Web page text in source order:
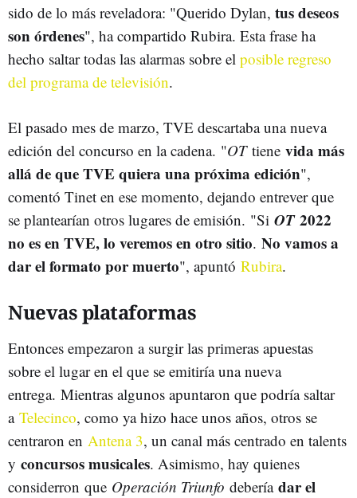
sido de lo más reveladora: "Querido Dylan, tus deseos
son órdenes", ha compartido Rubira. Esta frase ha
hecho saltar todas las alarmas sobre el posible regreso
del programa de televisión.
El pasado mes de marzo, TVE descartaba una nueva
edición del concurso en la cadena. "OT tiene vida más
allá de que TVE quiera una próxima edición",
comentó Tinet en ese momento, dejando entrever que
se plantearían otros lugares de emisión. "Si OT2022
no es en TVE, lo veremos en otro sitio. No vamos a
dar el formato por muerto", apuntó Rubira.
Nuevas plataformas
Entonces empezaron a surgir las primeras apuestas
sobre el lugar en el que se emitiría una nueva
entrega. Mientras algunos apuntaron que podría saltar
a Telecinco, como ya hizo hace unos años, otros se
centraron en Antena 3, un canal más centrado en talents
y concursos musicales. Asimismo, hay quienes
considerron que Operación Triunfo debería dar el